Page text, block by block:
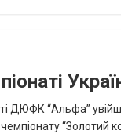
ДЮФК “Альфа”
“Золотий